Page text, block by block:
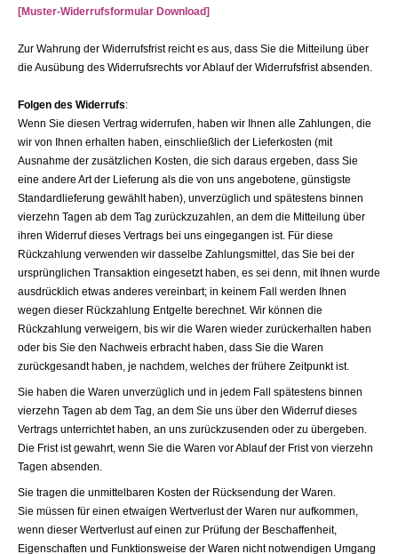
[Muster-Widerrufsformular Download]
Zur Wahrung der Widerrufsfrist reicht es aus, dass Sie die Mitteilung über
die Ausübung des Widerrufsrechts vor Ablauf der Widerrufsfrist absenden.
Folgen des Widerrufs:
Wenn Sie diesen Vertrag widerrufen, haben wir Ihnen alle Zahlungen, die
wir von Ihnen erhalten haben, einschließlich der Lieferkosten (mit
Ausnahme der zusätzlichen Kosten, die sich daraus ergeben, dass Sie
eine andere Art der Lieferung als die von uns angebotene, günstigste
Standardlieferung gewählt haben), unverzüglich und spätestens binnen
vierzehn Tagen ab dem Tag zurückzuzahlen, an dem die Mitteilung über
ihren Widerruf dieses Vertrags bei uns eingegangen ist. Für diese
Rückzahlung verwenden wir dasselbe Zahlungsmittel, das Sie bei der
ursprünglichen Transaktion eingesetzt haben, es sei denn, mit Ihnen wurde
ausdrücklich etwas anderes vereinbart; in keinem Fall werden Ihnen
wegen dieser Rückzahlung Entgelte berechnet. Wir können die
Rückzahlung verweigern, bis wir die Waren wieder zurückerhalten haben
oder bis Sie den Nachweis erbracht haben, dass Sie die Waren
zurückgesandt haben, je nachdem, welches der frühere Zeitpunkt ist.
Sie haben die Waren unverzüglich und in jedem Fall spätestens binnen
vierzehn Tagen ab dem Tag, an dem Sie uns über den Widerruf dieses
Vertrags unterrichtet haben, an uns zurückzusenden oder zu übergeben.
Die Frist ist gewahrt, wenn Sie die Waren vor Ablauf der Frist von vierzehn
Tagen absenden.
Sie tragen die unmittelbaren Kosten der Rücksendung der Waren.
Sie müssen für einen etwaigen Wertverlust der Waren nur aufkommen,
wenn dieser Wertverlust auf einen zur Prüfung der Beschaffenheit,
Eigenschaften und Funktionsweise der Waren nicht notwendigen Umgang